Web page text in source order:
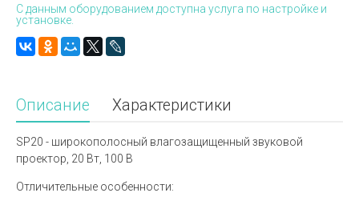
С данным оборудованием доступна услуга по настройке и
установке.
Описание Характеристики
SP20 - широкополосный влагозащищенный звуковой
проектор, 20 Вт, 100 В
Отличительные особенности: